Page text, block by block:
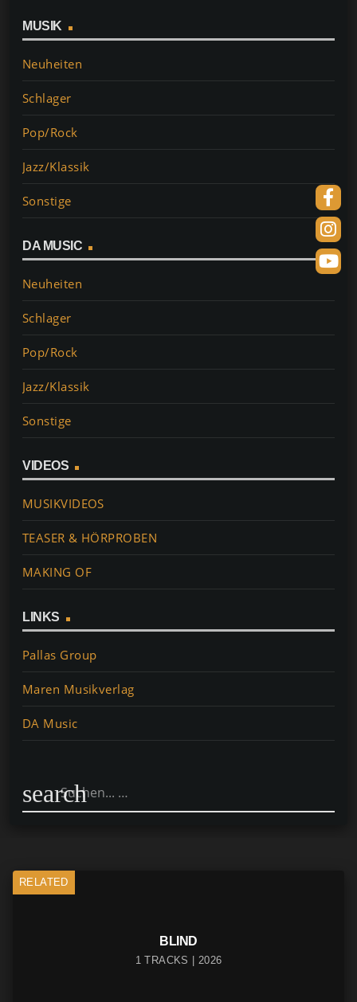
MUSIK
Neuheiten
Schlager
Pop/Rock
Jazz/Klassik
Sonstige
DA MUSIC
Neuheiten
Schlager
Pop/Rock
Jazz/Klassik
Sonstige
VIDEOS
MUSIKVIDEOS
TEASER & HÖRPROBEN
MAKING OF
LINKS
Pallas Group
Maren Musikverlag
DA Music
search
RELATED
BLIND
1 TRACKS | 2026